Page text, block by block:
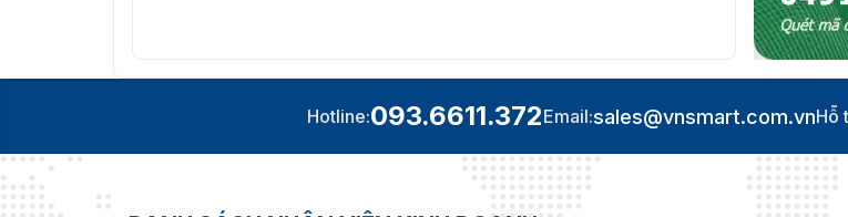
Hotline:093.6611.372Email:sales@vnsmart.com.vnHỗ